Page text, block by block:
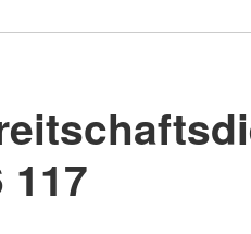
117